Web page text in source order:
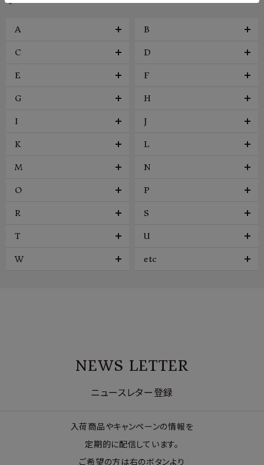
A B
C D
E F
G H
I J
K L
M N
O P
R S
T U
W etc
NEWS LETTER
ニュースレター登録
入荷商品やキャンペーンの情報を
定期的に配信しています。
ご希望の方は右のボタンより